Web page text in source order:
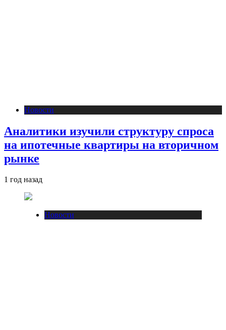
Новости
Аналитики изучили структуру спроса
на ипотечные квартиры на вторичном
рынке
1 год назад
Новости